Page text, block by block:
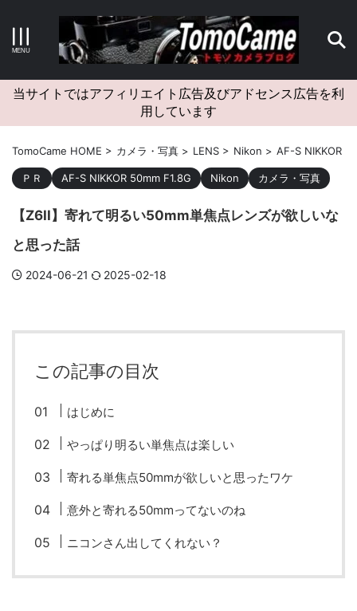
キーワードで検索する
カテゴリー
アーカイブ
Canon craft EM5II EOS Kiss X4 EOS R10
fujifilm game GR III
iPhone
LUMIX GF9 LUMIX L10 LUMIX S1
M(Typ240) minolta MX nikki Nikon
OLYMPUS om-1 II OM-3 om-5 II
osmo osmo action3 panasonic
PEN E-P7 PENTAX photo Pocket 3 PS5
当サイトではアフィリエイト広告及びアドセンス広告を利
用しています
TomoCame HOME > カメラ・写真 > LENS > Nikon > AF-S NIKKOR
ＰＲ AF-S NIKKOR 50mm F1.8G Nikon カメラ・写真
【Z6II】寄れて明るい50mm単焦点レンズが欲しいな
と思った話
2024-06-21 2025-02-18
この記事の目次
はじめに
やっぱり明るい単焦点は楽しい
寄れる単焦点50mmが欲しいと思ったワケ
意外と寄れる50mmってないのね
ニコンさん出してくれない？